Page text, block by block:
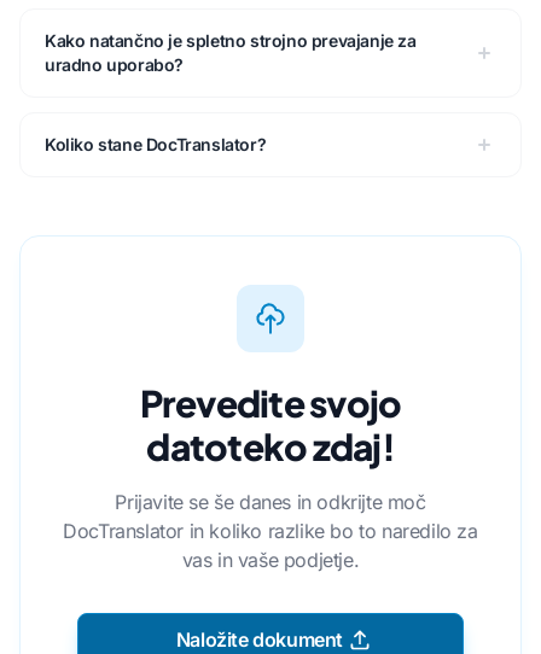
Kako natančno je spletno strojno prevajanje za
uradno uporabo?
Koliko stane DocTranslator?
Prevedite svojo
datoteko zdaj!
Prijavite se še danes in odkrijte moč
DocTranslator in koliko razlike bo to naredilo za
vas in vaše podjetje.
Naložite dokument